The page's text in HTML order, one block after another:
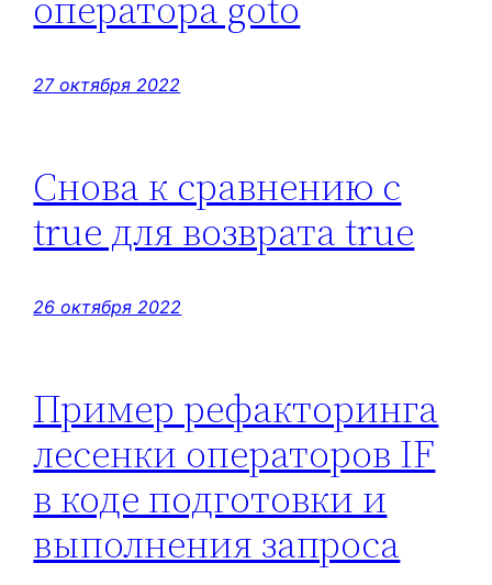
27 октября 2022
Снова к сравнению с
true для возврата true
26 октября 2022
Пример рефакторинга
лесенки операторов IF
в коде подготовки и
выполнения запроса